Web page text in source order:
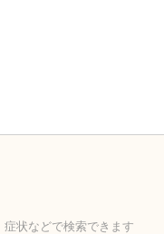
状などで検索できます